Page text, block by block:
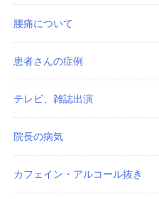
腰痛について
患者さんの症例
テレビ、雑誌出演
院長の病気
カフェイン・アルコール抜き